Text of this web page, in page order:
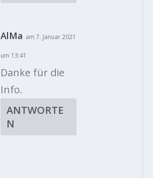
AlMa am 7. Januar 2021
um 13:41
Danke für die
Info.
ANTWORTE
N